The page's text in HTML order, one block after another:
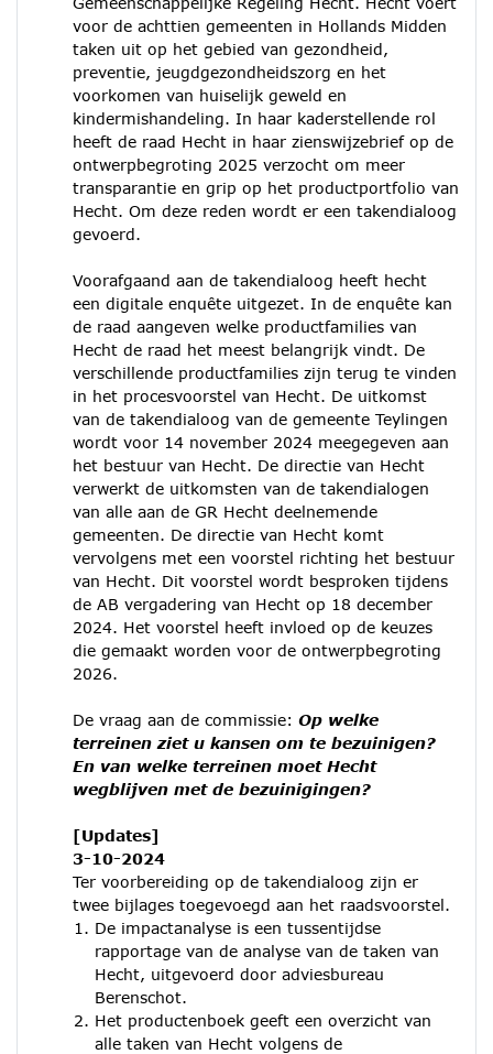
voor de achttien gemeenten in Hollands Midden
taken uit op het gebied van gezondheid,
preventie, jeugdgezondheidszorg en het
voorkomen van huiselijk geweld en
kindermishandeling. In haar kaderstellende rol
heeft de raad Hecht in haar zienswijzebrief op de
ontwerpbegroting 2025 verzocht om meer
transparantie en grip op het productportfolio van
Hecht. Om deze reden wordt er een takendialoog
gevoerd.
Voorafgaand aan de takendialoog heeft hecht
een digitale enquête uitgezet. In de enquête kan
de raad aangeven welke productfamilies van
Hecht de raad het meest belangrijk vindt. De
verschillende productfamilies zijn terug te vinden
in het procesvoorstel van Hecht. De uitkomst
van de takendialoog van de gemeente Teylingen
wordt voor 14 november 2024 meegegeven aan
het bestuur van Hecht. De directie van Hecht
verwerkt de uitkomsten van de takendialogen
van alle aan de GR Hecht deelnemende
gemeenten. De directie van Hecht komt
vervolgens met een voorstel richting het bestuur
van Hecht. Dit voorstel wordt besproken tijdens
de AB vergadering van Hecht op 18 december
2024. Het voorstel heeft invloed op de keuzes
die gemaakt worden voor de ontwerpbegroting
2026.
De vraag aan de commissie: Op welke
terreinen ziet u kansen om te bezuinigen?
En van welke terreinen moet Hecht
wegblijven met de bezuinigingen?
[Updates]
3-10-2024
Ter voorbereiding op de takendialoog zijn er
twee bijlages toegevoegd aan het raadsvoorstel.
De impactanalyse is een tussentijdse
rapportage van de analyse van de taken van
Hecht, uitgevoerd door adviesbureau
Berenschot.
Het productenboek geeft een overzicht van
alle taken van Hecht volgens de